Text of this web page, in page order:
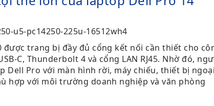
được trang bị đầy đủ cổng kết nối cần thiết cho
C, Thunderbolt 4 và cổng LAN RJ45. Nhờ đó,
Dell Pro với màn hình rời, máy chiếu, thiết bị
hợp với môi trường doanh nghiệp và văn phòng